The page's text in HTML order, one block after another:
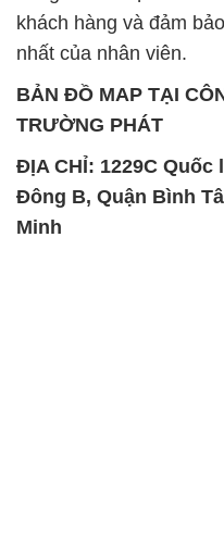
khách hàng và đảm
nhất của nhân viên.
BẢN ĐỒ MAP TẠI
TRƯỜNG PHÁT
ĐỊA CHỈ: 1229C
Đông B, Quận Bình
Minh